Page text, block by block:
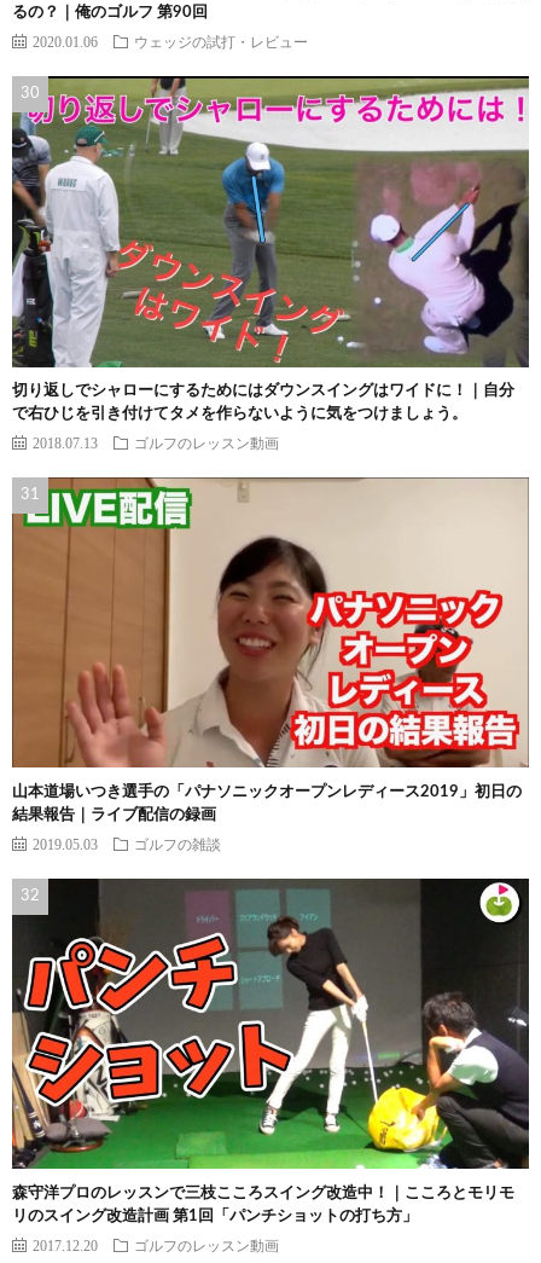
るの？｜俺のゴルフ 第90回
2020.01.06 ウェッジの試打・レビュー
切り返しでシャローにするためにはダウンスイングはワイドに！｜自分
で右ひじを引き付けてタメを作らないように気をつけましょう。
2018.07.13 ゴルフのレッスン動画
山本道場いつき選手の「パナソニックオープンレディース2019」初日の
結果報告｜ライブ配信の録画
2019.05.03 ゴルフの雑談
森守洋プロのレッスンで三枝こころスイング改造中！｜こころとモリモ
リのスイング改造計画 第1回「パンチショットの打ち方」
2017.12.20 ゴルフのレッスン動画